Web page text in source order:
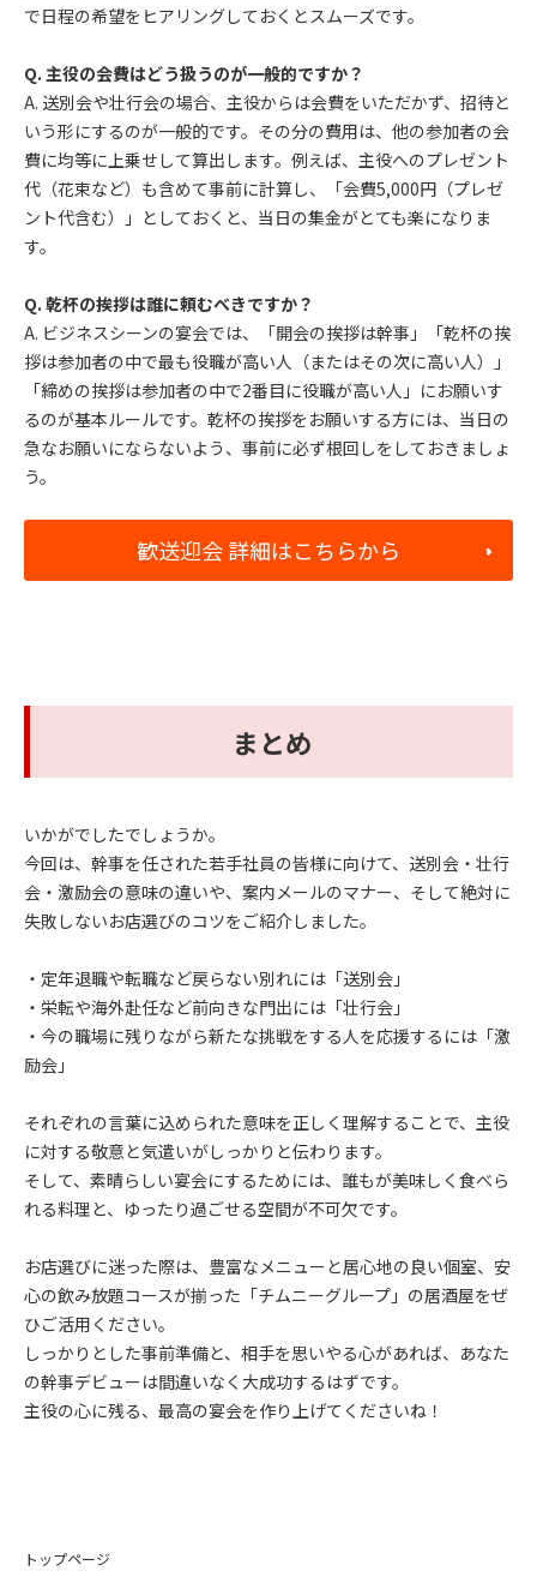
で日程の希望をヒアリングしておくとスムーズです。
Q. 主役の会費はどう扱うのが一般的ですか？
A. 送別会や壮行会の場合、主役からは会費をいただかず、招待と
いう形にするのが一般的です。その分の費用は、他の参加者の会
費に均等に上乗せして算出します。例えば、主役へのプレゼント
代（花束など）も含めて事前に計算し、「会費5,000円（プレゼ
ント代含む）」としておくと、当日の集金がとても楽になりま
す。
Q. 乾杯の挨拶は誰に頼むべきですか？
A. ビジネスシーンの宴会では、「開会の挨拶は幹事」「乾杯の挨
拶は参加者の中で最も役職が高い人（またはその次に高い人）」
「締めの挨拶は参加者の中で2番目に役職が高い人」にお願いす
るのが基本ルールです。乾杯の挨拶をお願いする方には、当日の
急なお願いにならないよう、事前に必ず根回しをしておきましょ
う。
歓送迎会 詳細はこちらから
まとめ
いかがでしたでしょうか。
今回は、幹事を任された若手社員の皆様に向けて、送別会・壮行
会・激励会の意味の違いや、案内メールのマナー、そして絶対に
失敗しないお店選びのコツをご紹介しました。
・定年退職や転職など戻らない別れには「送別会」
・栄転や海外赴任など前向きな門出には「壮行会」
・今の職場に残りながら新たな挑戦をする人を応援するには「激
励会」
それぞれの言葉に込められた意味を正しく理解することで、主役
に対する敬意と気遣いがしっかりと伝わります。
そして、素晴らしい宴会にするためには、誰もが美味しく食べら
れる料理と、ゆったり過ごせる空間が不可欠です。
お店選びに迷った際は、豊富なメニューと居心地の良い個室、安
心の飲み放題コースが揃った「チムニーグループ」の居酒屋をぜ
ひご活用ください。
しっかりとした事前準備と、相手を思いやる心があれば、あなた
の幹事デビューは間違いなく大成功するはずです。
主役の心に残る、最高の宴会を作り上げてくださいね！
トップページ